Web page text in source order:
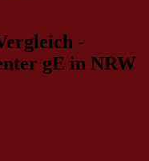
-
gE in NRW